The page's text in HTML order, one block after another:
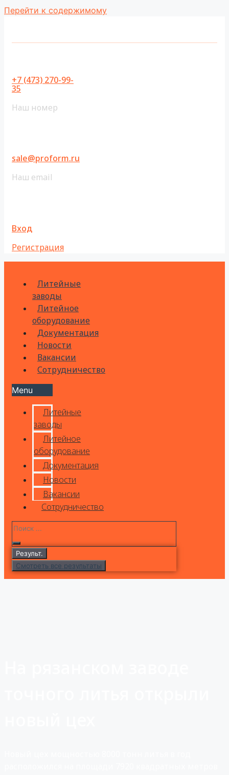
Перейти к содержимому
+7 (473) 270-99-
35
Наш номер
sale@proform.ru
Наш email
Вход
Регистрация
Литейные
заводы
Литейное
оборудование
Документация
Новости
Вакансии
Сотрудничество
Menu
Литейные
заводы
Литейное
оборудование
Документация
Новости
Вакансии
Сотрудничество
Результ.
Смотреть все результаты